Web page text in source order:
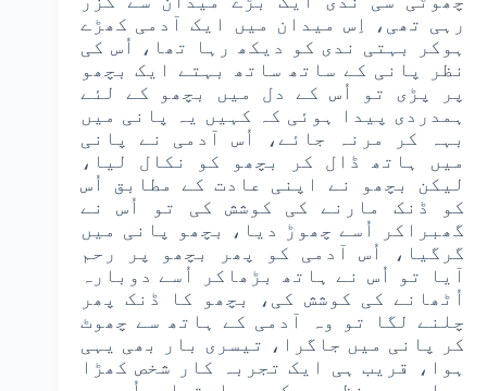
رہی تھی، اِس میدان میں ایک آدمی کھڑے
ہوکر بہتی ندی کو دیکھ رہا تھا، اُس کی
نظر پانی کے ساتھ ساتھ بہتے ایک بچھو
پر پڑی تو اُس کے دل میں بچھو کے لئے
ہمدردی پیدا ہوئی کہ کہیں یہ پانی میں
بہہ کر مرنہ جائے، اُس آدمی نے پانی
میں ہاتھ ڈال کر بچھو کو نکال لیا،
لیکن بچھو نے اپنی عادت کے مطابق اُس
کو ڈنک مارنے کی کوشش کی تو اُس نے
گھبراکر اُسے چھوڑ دیا، بچھو پانی میں
گرگیا، اُس آدمی کو پھر بچھو پر رحم
آیا تو اُس نے ہاتھ بڑھاکر اُسے دوبارہ
اُٹھانے کی کوشش کی، بچھو کا ڈنک پھر
چلنے لگا تو وہ آدمی کے ہاتھ سے چھوٹ
کر پانی میں جاگرا، تیسری بار بھی یہی
ہوا، قریب ہی ایک تجربہ کار شخص کھڑا